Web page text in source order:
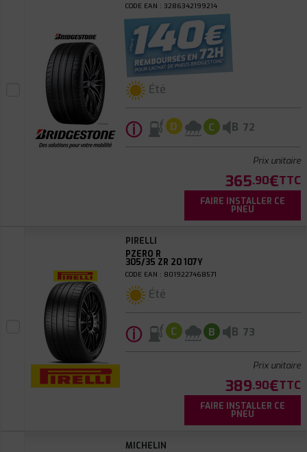
CODE EAN : 3286342199214
Été
ⓘ D C B 72
Prix unitaire
365.90€TTC
FAIRE INSTALLER CE
PNEU
PIRELLI
PZERO R
305/35 ZR 20 107Y
CODE EAN : 8019227468571
Été
ⓘ C B B 73
Prix unitaire
389.90€TTC
FAIRE INSTALLER CE
PNEU
MICHELIN